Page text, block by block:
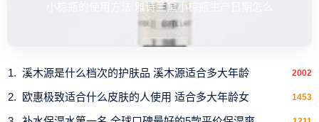
小棕瓶的使用方法 雅诗兰黛小棕瓶生产日期怎么
溪木源是什么档次的护肤品 溪木源适合多大年龄 2002
欧惠极致适合什么皮肤的人使用 适合多大年龄女 1453